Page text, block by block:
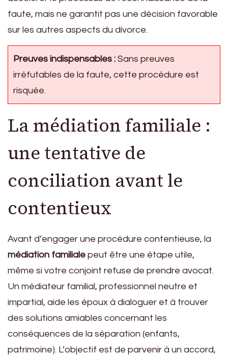
faute, mais ne garantit pas une décision favorable
sur les autres aspects du divorce.
Preuves indispensables : Sans preuves
irréfutables de la faute, cette procédure est
risquée.
La médiation familiale :
une tentative de
conciliation avant le
contentieux
Avant d’engager une procédure contentieuse, la
médiation familiale peut être une étape utile,
même si votre conjoint refuse de prendre avocat.
Un médiateur familial, professionnel neutre et
impartial, aide les époux à dialoguer et à trouver
des solutions amiables concernant les
conséquences de la séparation (enfants,
patrimoine). L’objectif est de parvenir à un accord,